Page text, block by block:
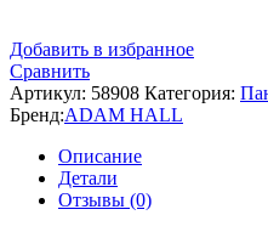
Добавить в избранное
Сравнить
Артикул: 58908 Категория:
Бренд:ADAM HALL
Описание
Детали
Отзывы (0)